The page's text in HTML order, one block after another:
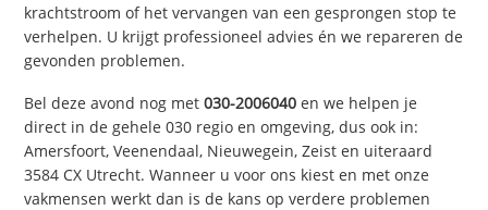
krachtstroom of het vervangen van een gesprongen stop te
verhelpen. U krijgt professioneel advies én we repareren de
gevonden problemen.
Bel deze avond nog met030-2006040 en we helpen je
direct in de gehele 030 regio en omgeving, dus ook in:
Amersfoort, Veenendaal, Nieuwegein, Zeist en uiteraard
3584 CX Utrecht. Wanneer u voor ons kiest en met onze
vakmensen werkt dan is de kans op verdere problemen